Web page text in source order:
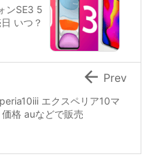
ンSE3 5
いつ？
エクスペリア10マ
格 auなどで販売
 Prev